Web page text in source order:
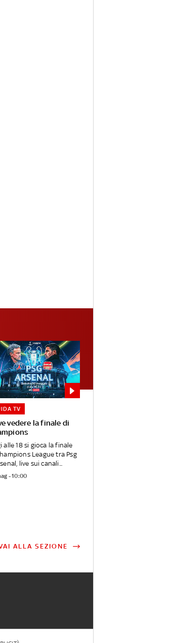
vedere la finale di
TV
alle 18 si gioca la finale
League tra Psg
live sui canali...
- 10:00
ALLA SEZIONE